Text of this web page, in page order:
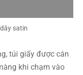
satin
túi giấy được cán
khi chạm vào